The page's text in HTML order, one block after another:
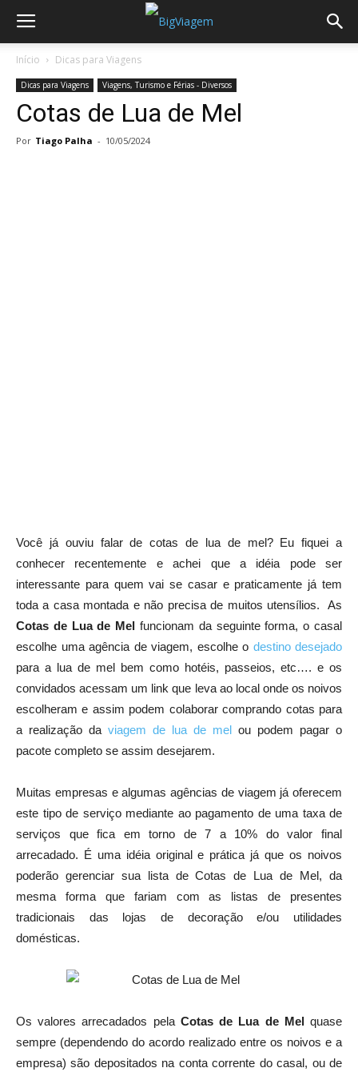
Início Dicas para Viagens
Dicas para Viagens Viagens, Turismo e Férias - Diversos
Cotas de Lua de Mel
Por Tiago Palha - 10/05/2024
Você já ouviu falar de cotas de lua de mel? Eu fiquei a
conhecer recentemente e achei que a idéia pode ser
interessante para quem vai se casar e praticamente já tem
toda a casa montada e não precisa de muitos utensílios. As
Cotas de Lua de Mel funcionam da seguinte forma, o casal
escolhe uma agência de viagem, escolhe o destino desejado
para a lua de mel bem como hotéis, passeios, etc…. e os
convidados acessam um link que leva ao local onde os noivos
escolheram e assim podem colaborar comprando cotas para
a realização da viagem de lua de mel ou podem pagar o
pacote completo se assim desejarem.
Muitas empresas e algumas agências de viagem já oferecem
este tipo de serviço mediante ao pagamento de uma taxa de
serviços que fica em torno de 7 a 10% do valor final
arrecadado. É uma idéia original e prática já que os noivos
poderão gerenciar sua lista de Cotas de Lua de Mel, da
mesma forma que fariam com as listas de presentes
tradicionais das lojas de decoração e/ou utilidades
domésticas.
Os valores arrecadados pelaCotas de Lua de Melquase
sempre (dependendo do acordo realizado entre os noivos e a
empresa) são depositados na conta corrente do casal, ou de